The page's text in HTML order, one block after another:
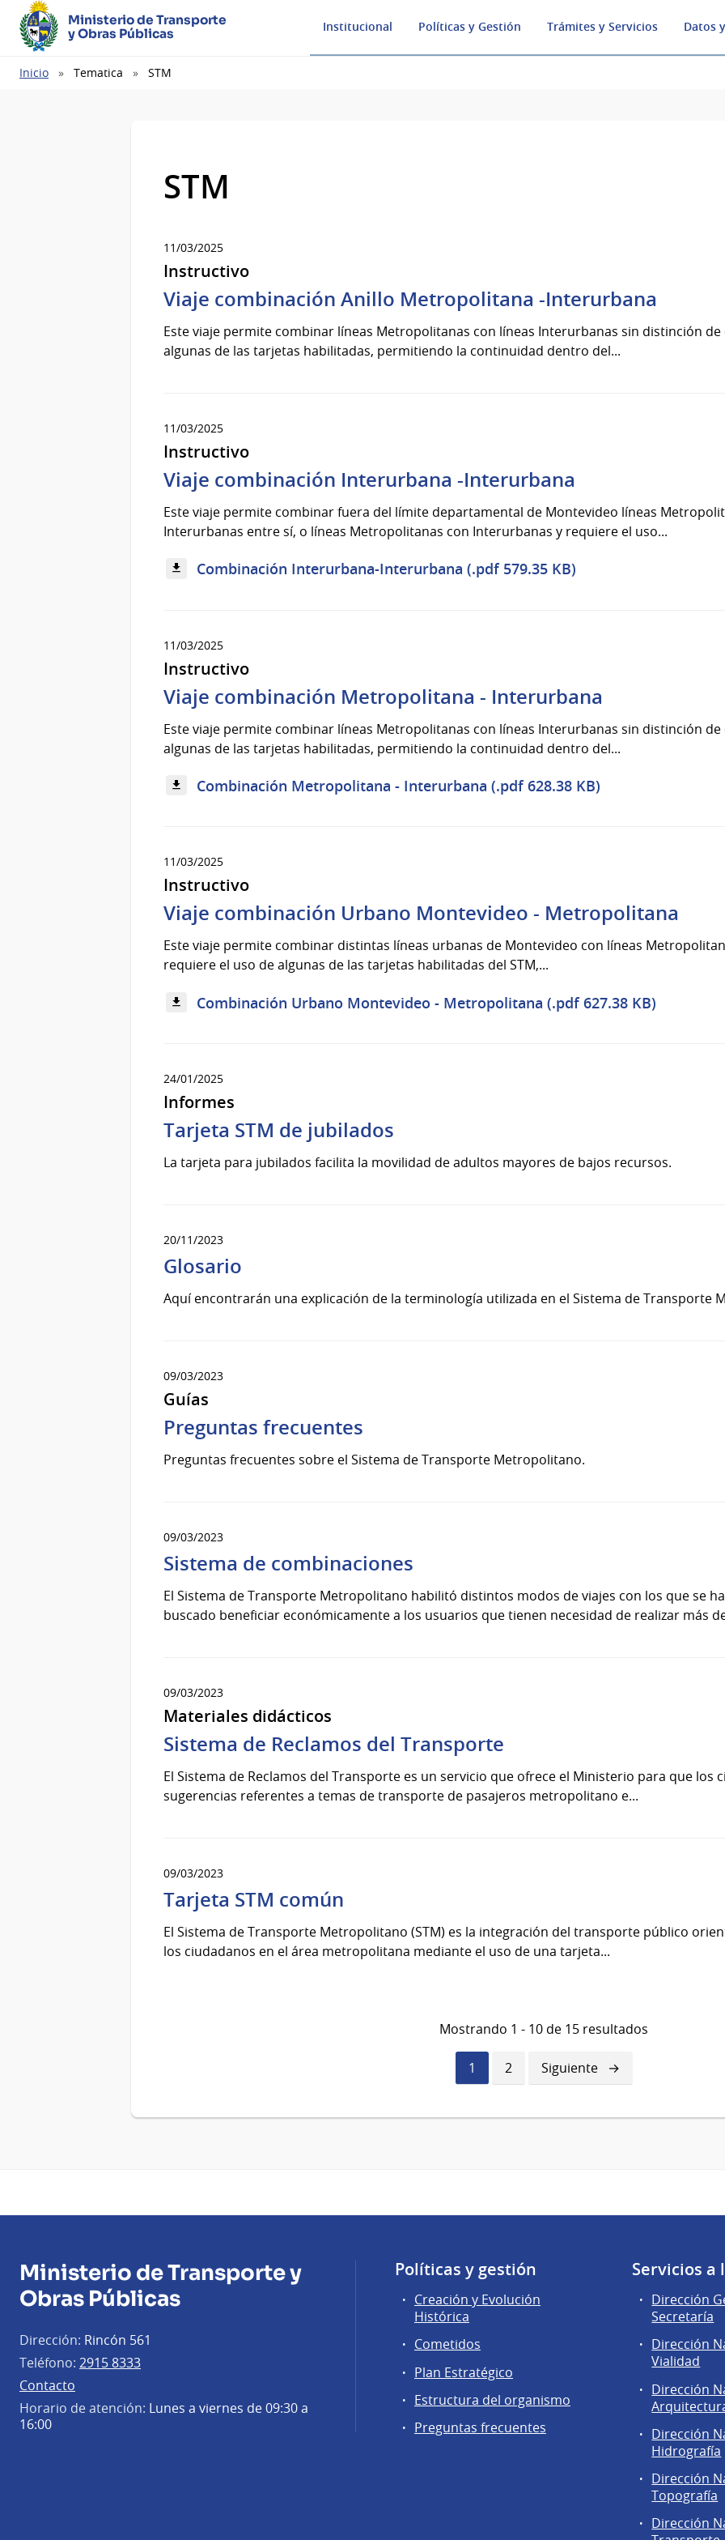
Ministerio de Transporte
y Obras Públicas
Institucional Políticas y Gestión Trámites y Servicios Datos
Ruta
Inicio Tematica STM
STM
11/03/2025
Instructivo
Viaje combinación Anillo Metropolitana -Interurbana
Este viaje permite combinar líneas Metropolitanas con líneas Interurbanas sin distinción
algunas de las tarjetas habilitadas, permitiendo la continuidad dentro del...
11/03/2025
Instructivo
Viaje combinación Interurbana -Interurbana
Este viaje permite combinar fuera del límite departamental de Montevideo líneas
Interurbanas entre sí, o líneas Metropolitanas con Interurbanas y requiere el uso...
Combinación Interurbana-Interurbana (.pdf 579.35 KB)
11/03/2025
Instructivo
Viaje combinación Metropolitana - Interurbana
Este viaje permite combinar líneas Metropolitanas con líneas Interurbanas sin distinción
algunas de las tarjetas habilitadas, permitiendo la continuidad dentro del...
Combinación Metropolitana - Interurbana (.pdf 628.38 KB)
11/03/2025
Instructivo
Viaje combinación Urbano Montevideo - Metropolitana
Este viaje permite combinar distintas líneas urbanas de Montevideo con líneas
requiere el uso de algunas de las tarjetas habilitadas del STM,...
Combinación Urbano Montevideo - Metropolitana (.pdf 627.38 KB)
24/01/2025
Informes
Tarjeta STM de jubilados
La tarjeta para jubilados facilita la movilidad de adultos mayores de bajos recursos.
20/11/2023
Glosario
Aquí encontrarán una explicación de la terminología utilizada en el Sistema de Transporte
09/03/2023
Guías
Preguntas frecuentes
Preguntas frecuentes sobre el Sistema de Transporte Metropolitano.
09/03/2023
Sistema de combinaciones
El Sistema de Transporte Metropolitano habilitó distintos modos de viajes con los que se ha
buscado beneficiar económicamente a los usuarios que tienen necesidad de realizar más
09/03/2023
Materiales didácticos
Sistema de Reclamos del Transporte
El Sistema de Reclamos del Transporte es un servicio que ofrece el Ministerio para que los
sugerencias referentes a temas de transporte de pasajeros metropolitano e...
09/03/2023
Tarjeta STM común
El Sistema de Transporte Metropolitano (STM) es la integración del transporte público
los ciudadanos en el área metropolitana mediante el uso de una tarjeta...
Mostrando 1 - 10 de 15 resultados
Página
actual
1 Página
2
Siguiente
página
Siguiente
Ministerio de Transporte y
Obras Públicas
Dirección: Rincón 561
Teléfono: 2915 8333
Contacto
Horario de atención: Lunes a viernes de 09:30 a
16:00
Políticas y gestión
Creación y Evolución
Histórica
Cometidos
Plan Estratégico
Estructura del organismo
Preguntas frecuentes
Servicios a
Dirección
Secretaría
Dirección
Vialidad
Dirección
Dirección
Hidrografía
Dirección
Topografía
Dirección